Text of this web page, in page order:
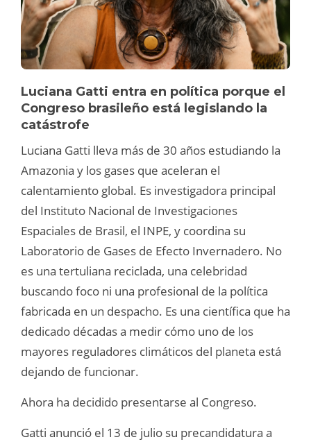
Luciana Gatti entra en política porque el
Congreso brasileño está legislando la
catástrofe
Luciana Gatti lleva más de 30 años estudiando la
Amazonia y los gases que aceleran el
calentamiento global. Es investigadora principal
del Instituto Nacional de Investigaciones
Espaciales de Brasil, el INPE, y coordina su
Laboratorio de Gases de Efecto Invernadero. No
es una tertuliana reciclada, una celebridad
buscando foco ni una profesional de la política
fabricada en un despacho. Es una científica que ha
dedicado décadas a medir cómo uno de los
mayores reguladores climáticos del planeta está
dejando de funcionar.
Ahora ha decidido presentarse al Congreso.
Gatti anunció el 13 de julio su precandidatura a